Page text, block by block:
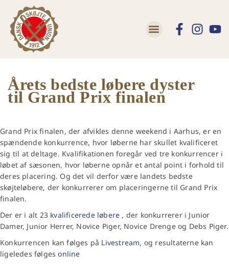
Årets bedste løbere dyster
til Grand Prix finalen
Grand Prix finalen, der afvikles denne weekend i Aarhus, er en
spændende konkurrence, hvor løberne har skullet kvalificeret
sig til at deltage. Kvalifikationen foregår ved tre konkurrencer i
løbet af sæsonen, hvor løberne opnår et antal point i forhold til
deres placering. Og det vil derfor være landets bedste
skøjteløbere, der konkurrerer om placeringerne til Grand Prix
finalen.
Der er i alt 23 kvalificerede løbere , der konkurrerer i Junior
Damer, Junior Herrer, Novice Piger, Novice Drenge og Debs Piger.
Konkurrencen kan følges på Livestream, og resultaterne kan
ligeledes følgesonline